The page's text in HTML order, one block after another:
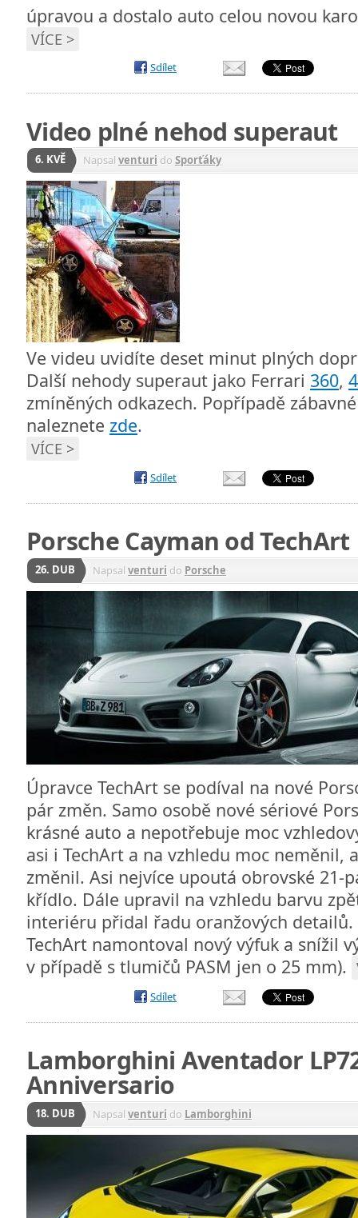
úpravou a dostalo auto celou novou
VÍCE >
Sdílet
Video plné nehod superaut
6. KVĚ Napsal venturi do Sporťáky
Ve videu uvidíte deset minut plných
Další nehody superaut jako Ferrari 360,
zmíněných odkazech. Popřípadě
naleznete zde.
VÍCE >
Sdílet
Porsche Cayman od TechArt
26. DUB Napsal venturi do Porsche
Úpravce TechArt se podíval na nové
pár změn. Samo osobě nové sériové
krásné auto a nepotřebuje moc
asi i TechArt a na vzhledu moc neměnil,
změnil. Asi nejvíce upoutá obrovské 21-
křídlo. Dále upravil na vzhledu barvu
interiéru přidal řadu oranžových detailů.
TechArt namontoval nový výfuk a snížil
v případě s tlumičů PASM jen o 25 mm).
Sdílet
Lamborghini Aventador
Anniversario
18. DUB Napsal venturi do Lamborghini